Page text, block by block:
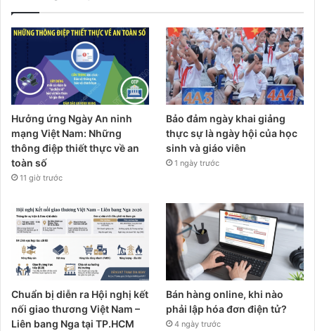
Hưởng ứng Ngày An ninh
mạng Việt Nam: Những
thông điệp thiết thực về an
toàn số
11 giờ trước
Bảo đảm ngày khai giảng
thực sự là ngày hội của học
sinh và giáo viên
1 ngày trước
Chuẩn bị diễn ra Hội nghị kết
nối giao thương Việt Nam –
Liên bang Nga tại TP.HCM
Bán hàng online, khi nào
phải lập hóa đơn điện tử?
4 ngày trước